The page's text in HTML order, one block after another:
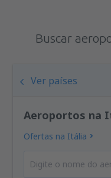
Buscar
Ver países
Aeroportos na
Ofertas na Itália